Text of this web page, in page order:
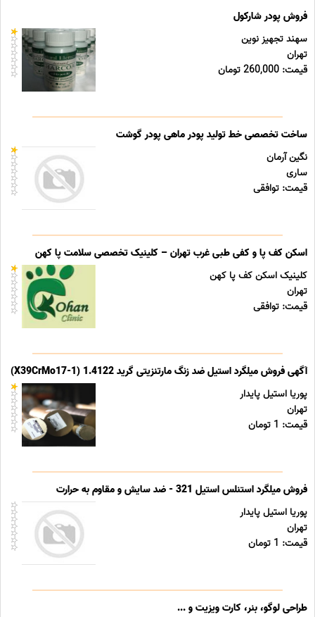
فروش پودر شارکول
سهند تجهیز نوین
تهران
قیمت: 260,000 تومان
ساخت تخصصی خط تولید پودر ماهی پودر گوشت
نگین آرمان
ساری
قیمت: توافقی
اسکن کف پا و کفی طبی غرب تهران – کلینیک تخصصی سلامت پا کهن
کلینیک اسکن کف پا کهن
تهران
قیمت: توافقی
آگهی فروش میلگرد استیل ضد زنگ مارتنزیتی گرید 1.4122 (X39CrMo17-1)
پوریا استیل پایدار
تهران
قیمت: 1 تومان
فروش میلگرد استنلس استیل 321 - ضد سایش و مقاوم به حرارت
پوریا استیل پایدار
تهران
قیمت: 1 تومان
طراحی لوگو، بنر، کارت ویزیت و ...